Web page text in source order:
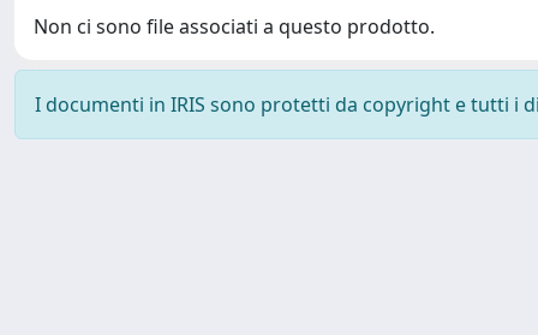
Non ci sono file associati a questo prodotto.
I documenti in IRIS sono protetti da copyright e tutti i